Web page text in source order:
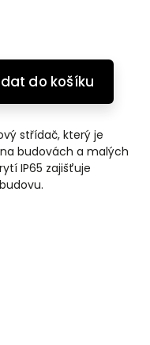
do košíku
střídač, který je
budovách a malých
IP65 zajišťuje